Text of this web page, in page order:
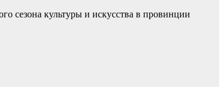
сезона культуры и искусства в провинции